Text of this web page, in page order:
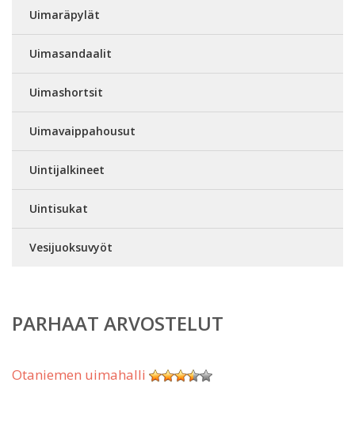
Uimaräpylät
Uimasandaalit
Uimashortsit
Uimavaippahousut
Uintijalkineet
Uintisukat
Vesijuoksuvyöt
PARHAAT ARVOSTELUT
Otaniemen uimahalli